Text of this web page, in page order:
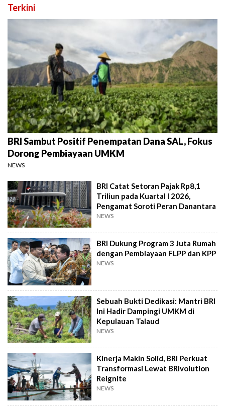
Terkini
BRI Sambut Positif Penempatan Dana SAL, Fokus
Dorong Pembiayaan UMKM
NEWS
BRI Catat Setoran Pajak Rp8,1
Triliun pada Kuartal I 2026,
Pengamat Soroti Peran Danantara
NEWS
BRI Dukung Program 3 Juta Rumah
dengan Pembiayaan FLPP dan KPP
NEWS
Sebuah Bukti Dedikasi: Mantri BRI
Ini Hadir Dampingi UMKM di
Kepulauan Talaud
NEWS
Kinerja Makin Solid, BRI Perkuat
Transformasi Lewat BRIvolution
Reignite
NEWS